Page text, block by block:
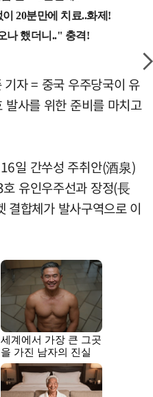
자 = 중국 우주당국이 유
사를 위한 준비를 마치고
일 간쑤성 주취안(酒泉)
유인우주선과 장정(長
합체가 발사구역으로 이